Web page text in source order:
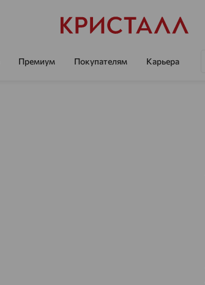
Премиум Покупателям Карьера